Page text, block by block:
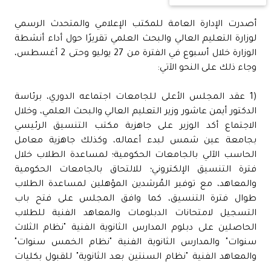
أصدرت الإدارة العامة للمكتب الإعلامي والمتحدث الرسمي
لوزارة التعليم العالي والبحث العلمي تقريرًا حول أداء أنشطة
الوزارة خلال أسبوع في الفترة من 27 يوليو وحتى 2 أغسطس،
وجاء ذلك على النحو الآتي:
(1 عقد المجلس الأعلى للجامعات اجتماعه الدوري، برئاسة
الدكتور أيمن عاشور وزير التعليم العالي والبحث العلمي، وخلال
الاجتماع أكد الوزير على جاهزية مكتب التنسيق الرئيسي
بجامعة عين شمس لبدء أعماله، وكذلك جاهزية معامل
الحاسب الآلي بالجامعات الحكومية؛ لمساعدة الطلاب خلال
فترة التنسيق الإلكتروني؛ للالتحاق بالجامعات الحكومية
والمعاهد، مع توفير المُرشدين المؤهلين لمساعدة الطلاب
طوال فترة التنسيق، كما وافق المجلس على فتح باب
التسجيل لامتحانات الدبلومات والمعاهد الفنية للطلاب
الحاصلين على دبلوم المدارس الثانوية الفنية "نظام الثلاث
سنوات" والمدارس الثانوية الفنية "نظام الخمس سنوات"
والمعاهد الفنية "نظام السنتين بعد الثانوية" للقبول بكليات